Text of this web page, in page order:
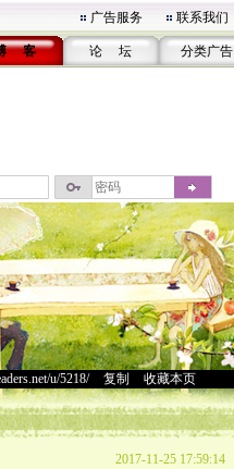
广告服务 联系我们
客 论 坛 分类广告
u/5218/> 复制 收藏本页
2017-11-25 17:59:14